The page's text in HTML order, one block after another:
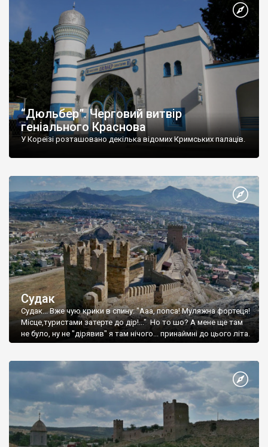
“Дюльбер”. Черговий витвір
геніального Краснова
У Кореїзі розташовано декілька відомих Кримських палаців.
Судак
Судак... Вже чую крики в спину: "Ааа, попса! Муляжна фортеця!
Місце,туристами затерте до дір!..." Но то шо? А мене ще там
не було, ну не "дірявив" я там нічого... принаймні до цього літа.